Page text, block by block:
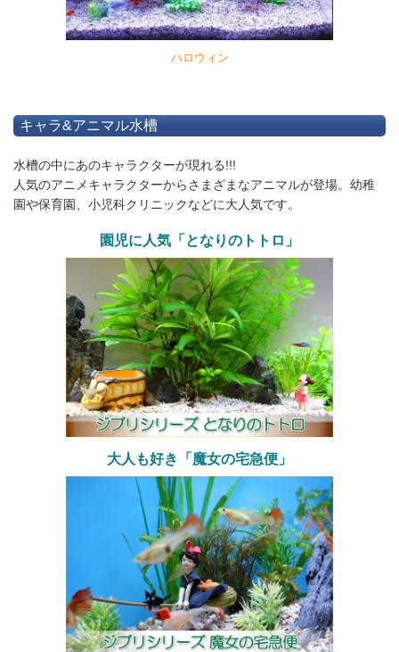
ハロウィン
キャラ&アニマル水槽
水槽の中にあのキャラクターが現れる!!!
人気のアニメキャラクターからさまざまなアニマルが登場。幼稚
園や保育園、小児科クリニックなどに大人気です。
園児に人気「となりのトトロ」
大人も好き「魔女の宅急便」